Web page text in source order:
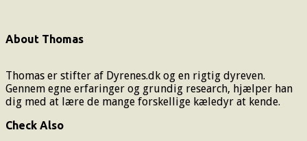
About Thomas
Thomas er stifter af Dyrenes.dk og en rigtig dyreven.
Gennem egne erfaringer og grundig research, hjælper han
dig med at lære de mange forskellige kæledyr at kende.
Check Also